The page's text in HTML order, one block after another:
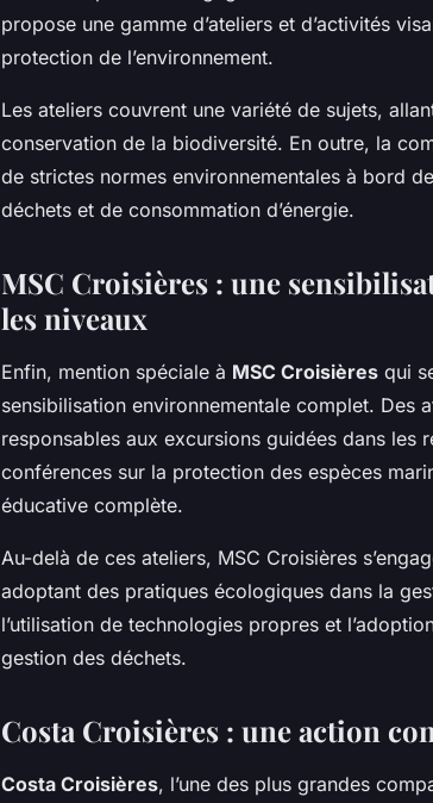
propose une gamme d’ateliers et d’activités
protection de l’environnement.
Les ateliers couvrent une variété de sujets,
conservation de la biodiversité. En outre, la
de strictes normes environnementales à bord
déchets et de consommation d’énergie.
MSC Croisières : une
les niveaux
Enfin, mention spéciale à MSC Croisières qui
sensibilisation environnementale complet. Des
responsables aux excursions guidées dans les
conférences sur la protection des espèces
éducative complète.
Au-delà de ces ateliers, MSC Croisières
adoptant des pratiques écologiques dans la
l’utilisation de technologies propres et
gestion des déchets.
Costa Croisières : une action
Costa Croisières, l’une des plus grandes